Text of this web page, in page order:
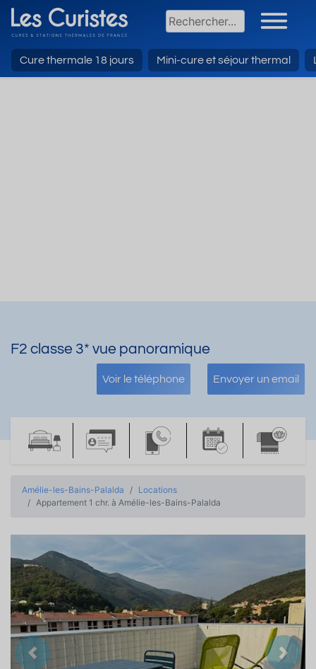
Cure thermale 18 jours Mini-cure et séjour thermal
F2 classe 3* vue panoramique
Voir le téléphone Envoyer un email
Amélie-les-Bains-Palalda
Locations
Appartement 1 chr. à Amélie-les-Bains-Palalda
Précedent